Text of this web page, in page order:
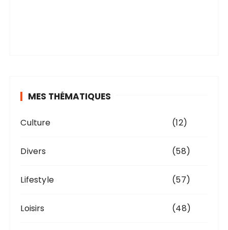
MES THÉMATIQUES
Culture (12)
Divers (58)
Lifestyle (57)
Loisirs (48)